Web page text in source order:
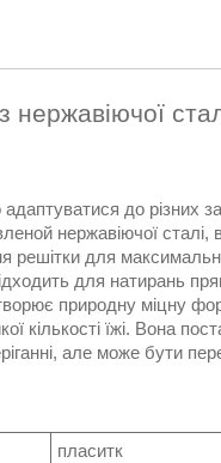
до різних
нержавіючої сталі,
решітки для
для натирань
природну міцну
кількості їжі. Вона
але може бути
пласитк